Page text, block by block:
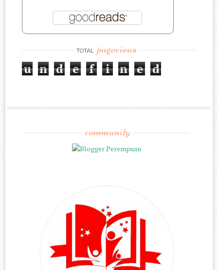
TOTAL pageviews
u n d e f i n e d
community